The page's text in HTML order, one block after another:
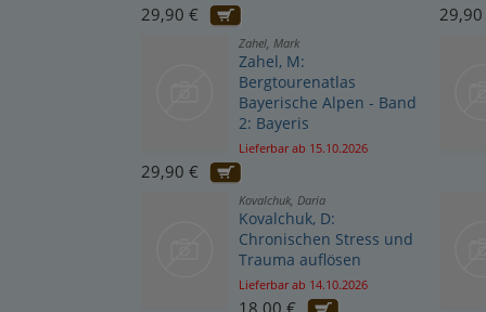
29,90 €
Zahel, Mark
Zahel, M:
Bergtourenatlas
Bayerische Alpen - Band
2: Bayeris
Lieferbar ab 15.10.2026
29,90 €
Kovalchuk, Daria
Kovalchuk, D:
Chronischen Stress und
Trauma auflösen
Lieferbar ab 14.10.2026
18,00 €